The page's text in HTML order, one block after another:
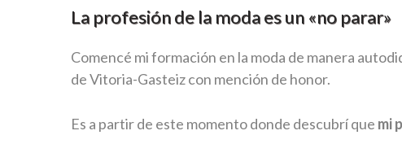
La profesión de la moda es un «no parar»
Comencé mi formación en la moda de manera
de Vitoria-Gasteiz con mención de honor.
Es a partir de este momento donde descubrí que mi